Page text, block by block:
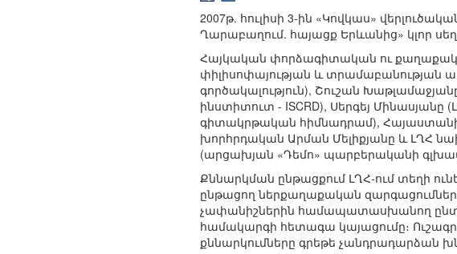
2007թ. հուլիսի 3-ին «Կովկաս»
Ղարաբաղում. հայացք Երևանից» կլոր
Հայկական փորձագիտական ու
փիլիսոփայության և տրամաբանության
գործակալություն), Շուշան
ինստիտուտ - ISCRD), Սերգեյ
գիտակրթական հիմնադրամ),
խորհրդական Արման Մելիքյանը և ԼՂՀ
(արցախյան «Դեմո» պարբերականի
Քննարկման ընթացքում ԼՂՀ-ում տեղի
ընթացող ներքաղաքական
չափանիշներին համապատասխանող
համակարգի հետագա կայացումը։
քննարկումները գրեթե չանդրադարձան